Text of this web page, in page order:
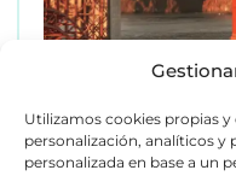
Utilizamos cookies propias
personalización, analíticos y
personalizada en base a un